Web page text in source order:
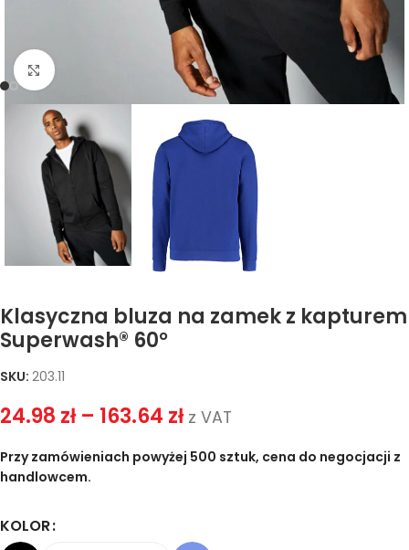
Kliknij, aby powiększyć
Klasyczna bluza na zamek z kapturem
Superwash® 60°
SKU: 203.11
24.98 zł – 163.64 zł z VAT
Przy zamówieniach powyżej 500 sztuk, cena do negocjacji z
handlowcem.
KOLOR